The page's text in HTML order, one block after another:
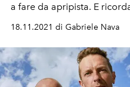
a fare da apripista. E
18.11.2021 di Gabriele Nava